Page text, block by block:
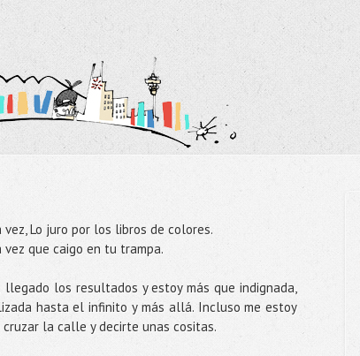
Lo juro por los libros de colores.
que caigo en tu trampa.
llegado los resultados y estoy más que indignada,
hasta el infinito y más allá. Incluso me estoy
la calle y decirte unas cositas.